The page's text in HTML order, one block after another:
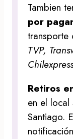
Tambien
por
transporte
TVP,
Retiros
en el local
Santiago.